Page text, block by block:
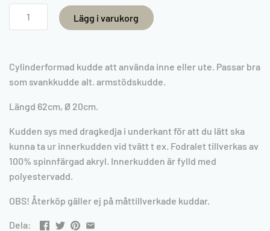
Lägg i varukorg
Cylinderformad kudde att använda inne eller ute. Passar bra
som svankkudde alt. armstödskudde.
Längd 62cm, Ø 20cm.
Kudden sys med dragkedja i underkant för att du lätt ska
kunna ta ur innerkudden vid tvätt t ex. Fodralet tillverkas av
100% spinnfärgad akryl. Innerkudden är fylld med
polyestervadd.
OBS! Återköp gäller ej på måttillverkade kuddar.
Dela: